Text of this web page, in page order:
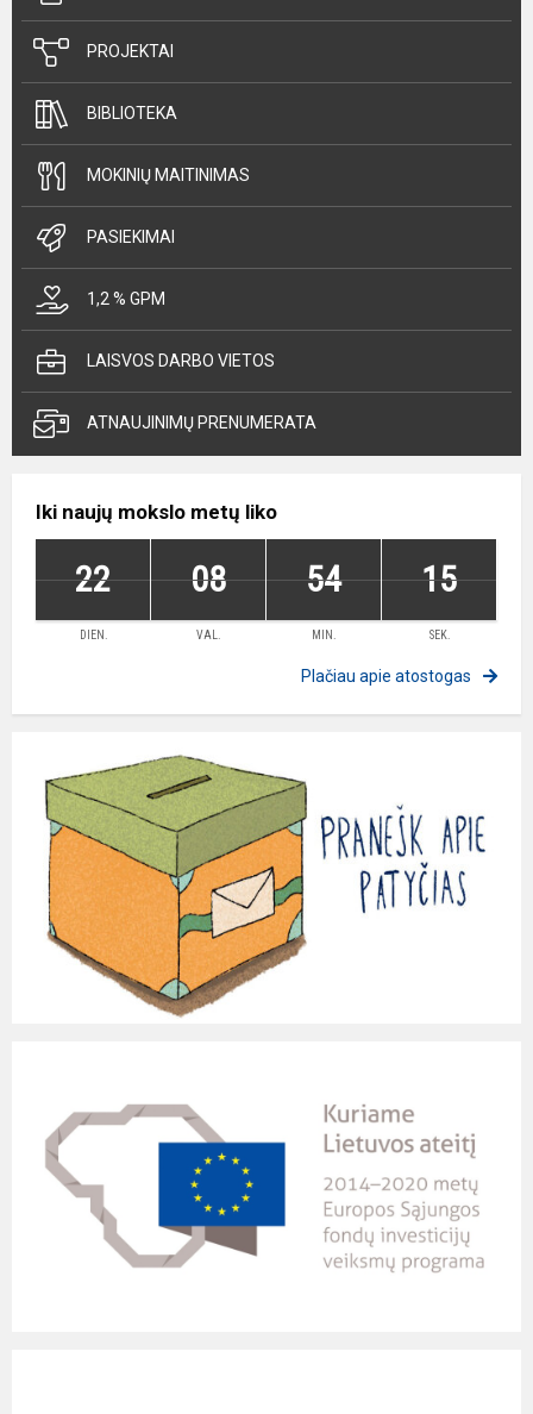
PROJEKTAI
BIBLIOTEKA
MOKINIŲ MAITINIMAS
PASIEKIMAI
1,2 % GPM
LAISVOS DARBO VIETOS
ATNAUJINIMŲ PRENUMERATA
Iki naujų mokslo metų liko
22 08 54 14
DIEN. VAL. MIN. SEK.
Plačiau apie atostogas